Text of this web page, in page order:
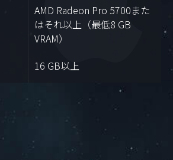
AMD Radeon Pro 5700また
はそれ以上（最低8 GB
VRAM）
16 GB以上